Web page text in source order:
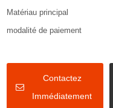
Matériau principal
modalité de paiement
Contactez
Immédiatement